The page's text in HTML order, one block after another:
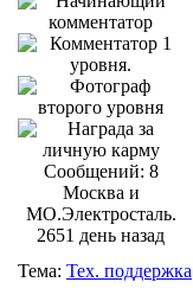
Сообщений: 8
Москва и
МО.Электросталь.
2651 день назад
Тема: Тех. поддержка